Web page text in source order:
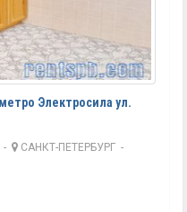
Электросила ул.
- САНКТ-ПЕТЕРБУРГ -